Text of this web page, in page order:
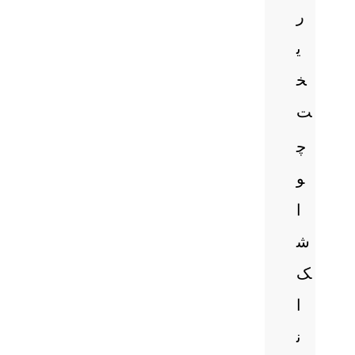
ر
ی
خ
ت
چ
و
ا
ش
ک
ا
ن